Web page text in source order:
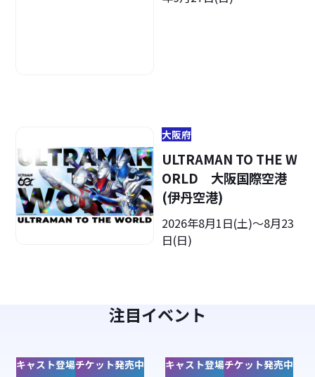
大阪府
ULTRAMAN TO THE W
ORLD 大阪国際空港
(伊丹空港)
2026年8月1日(土)～8月23
日(日)
注目イベント
キャスト登場チケット発売中 キャスト登場チケット発売中